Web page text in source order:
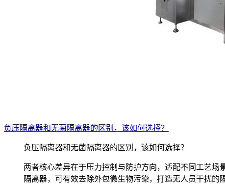
负压隔离器和无菌隔离器的区别，该如何选择？
负压隔离器和无菌隔离器的区别，该如何选择？
两者核心差异在于压力控制与防护方向，适配不同工艺
隔离器，可有效去除外包微生物污染，打造无人员干扰的